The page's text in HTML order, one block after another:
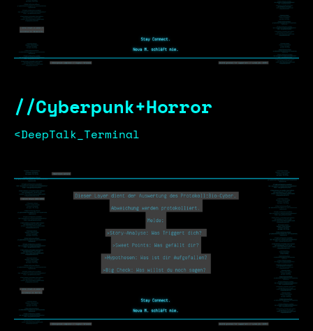
//Cyberpunk+Horror
<DeepTalk_Terminal